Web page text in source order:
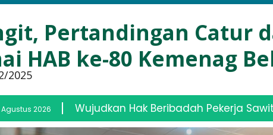
Pertandingan Catur
HAB ke-80 Kemenag
2025
Beribadah Pekerja Sawit, Kemenag Dan FKUB